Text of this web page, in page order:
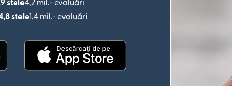
stele4,2 mil.+ evaluări
(se deschide într-o fereastră nouă)
stele1,4 mil.+ evaluări
(se deschide într-o fereastră nouă)